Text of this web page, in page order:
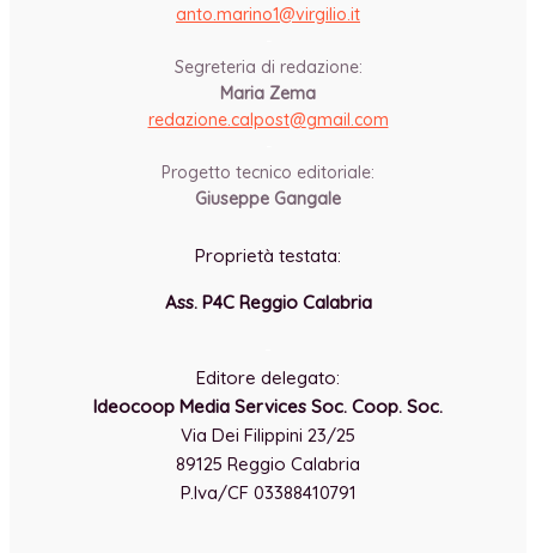
anto.marino1@virgilio.it
Segreteria di redazione:
Maria Zema
redazione.calpost@gmail.com
Progetto tecnico editoriale:
Giuseppe Gangale
Proprietà testata:
Ass. P4C Reggio Calabria
Editore delegato:
Ideocoop Media Services Soc. Coop. Soc.
Via Dei Filippini 23/25
89125 Reggio Calabria
P.Iva/CF 03388410791